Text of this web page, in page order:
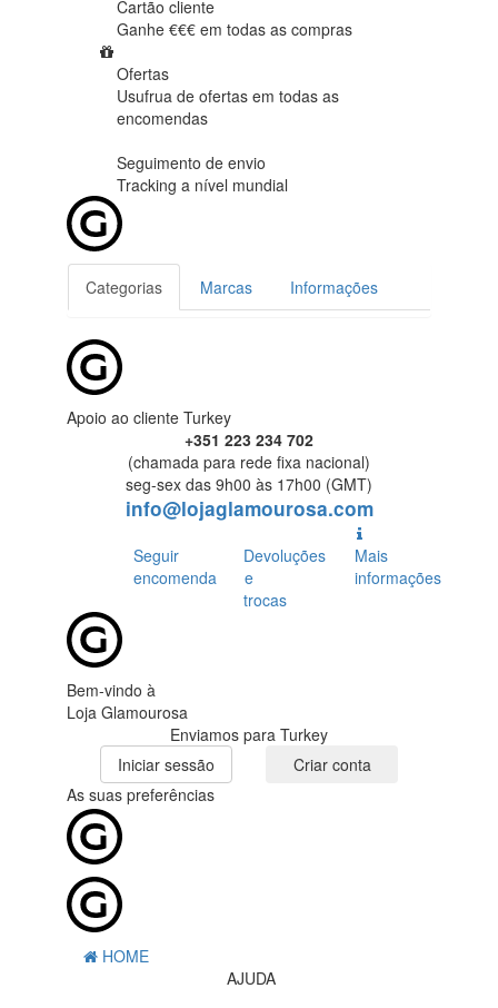
Cartão cliente
Ganhe €€€ em todas as compras
Ofertas
Usufrua de ofertas em todas as
encomendas
Seguimento de envio
Tracking a nível mundial
Categorias Marcas Informações
Apoio ao cliente Turkey
+351 223 234 702
(chamada para rede fixa nacional)
seg-sex das 9h00 às 17h00 (GMT)
info@lojaglamourosa.com
Seguir
encomenda
Devoluções
e
trocas
Mais
informações
Bem-vindo à
Loja Glamourosa
Enviamos para Turkey
Iniciar sessão
Criar conta
As suas preferências
HOME
AJUDA